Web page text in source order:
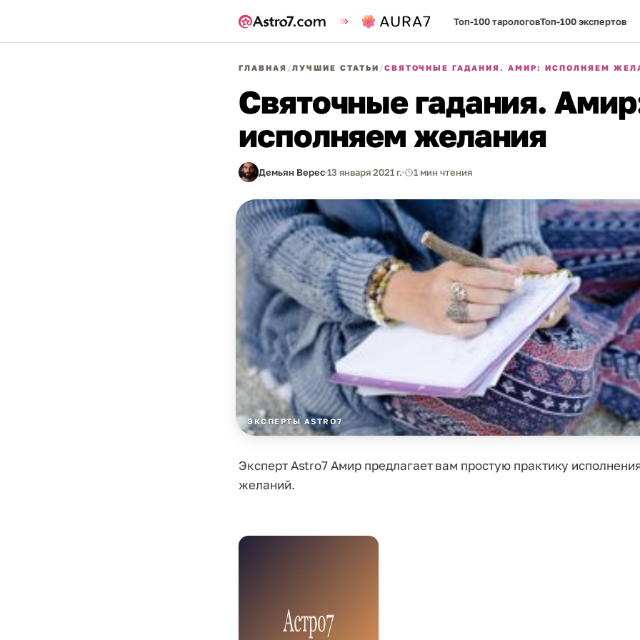
Топ-100 тарологовТоп-100 экспертов
ГЛАВНАЯ /ЛУЧШИЕ СТАТЬИ /СВЯТОЧНЫЕ ГАДАНИЯ. АМИР: ИСПОЛНЯЕМ
Святочные гадания.
исполняем желания
Демьян Верес13 января 2021 г. 1 мин чтения
ЭКСПЕРТЫ ASTRO7
Эксперт Astro7 Амир предлагает вам простую практику
желаний.